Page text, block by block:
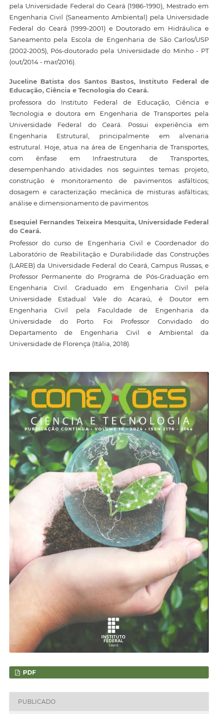
pela Universidade Federal do Ceará (1986-1990), Mestrado em
Engenharia Civil (Saneamento Ambiental) pela Universidade
Federal do Ceará (1999-2001) e Doutorado em Hidráulica e
Saneamento pela Escola de Engenharia de São Carlos/USP
(2002-2005), Pós-doutorado pela Universidade do Minho - PT
(out/2014 - mar/2016).
Juceline Batista dos Santos Bastos, Instituto Federal de
Educação, Ciência e Tecnologia do Ceará.
professora do Instituto Federal de Educação, Ciência e
Tecnologia e doutora em Engenharia de Transportes pela
Universidade Federal do Ceará. Possui experiência em
Engenharia Estrutural, principalmente em alvenaria
estrutural. Hoje, atua na área de Engenharia de Transportes,
com ênfase em Infraestrutura de Transportes,
desempenhando atividades nos seguintes temas: projeto,
construção e monitoramento de pavimentos asfálticos;
dosagem e caracterização mecânica de misturas asfálticas;
análise e dimensionamento de pavimentos.
Esequiel Fernandes Teixeira Mesquita, Universidade Federal
do Ceará.
Professor do curso de Engenharia Civil e Coordenador do
Laboratório de Reabilitação e Durabilidade das Construções
(LAREB) da Universidade Federal do Ceará, Campus Russas, e
Professor Permanente do Programa de Pós-Graduação em
Engenharia Civil. Graduado em Engenharia Civil pela
Universidade Estadual Vale do Acaraú, é Doutor em
Engenharia Civil pela Faculdade de Engenharia da
Universidade do Porto. Foi Professor Convidado do
Departamento de Engenharia Civil e Ambiental da
Universidade de Florença (Itália, 2018).
PDF
PUBLICADO